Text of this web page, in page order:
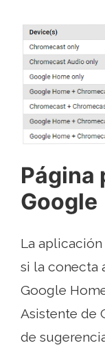
Página
Google
La
si la conecta
Google
Asistente de
de